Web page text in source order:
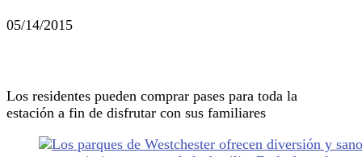
05/14/2015
Los residentes pueden comprar pases para toda la
estación a fin de disfrutar con sus familiares